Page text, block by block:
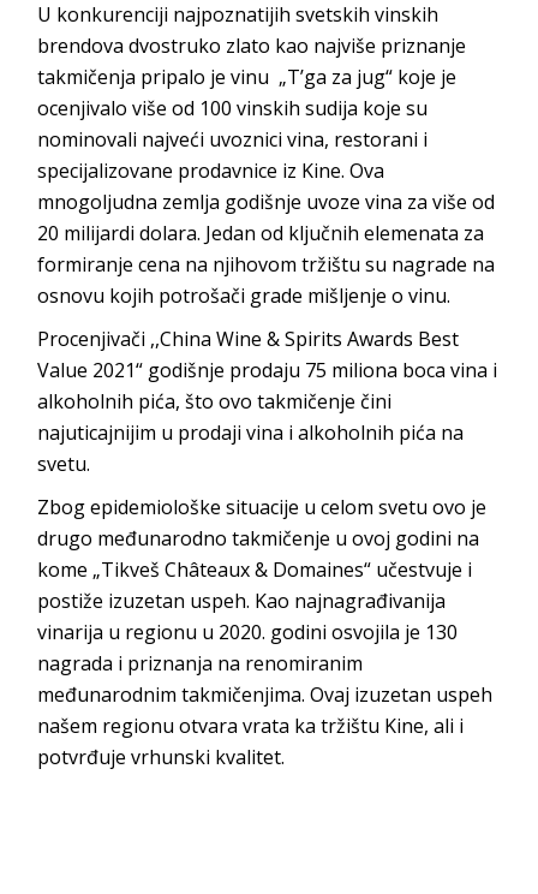
U konkurenciji najpoznatijih svetskih vinskih
brendova dvostruko zlato kao najviše priznanje
takmičenja pripalo je vinu „T’ga za jug“ koje je
ocenjivalo više od 100 vinskih sudija koje su
nominovali najveći uvoznici vina, restorani i
specijalizovane prodavnice iz Kine. Ova
mnogoljudna zemlja godišnje uvoze vina za više od
20 milijardi dolara. Jedan od ključnih elemenata za
formiranje cena na njihovom tržištu su nagrade na
osnovu kojih potrošači grade mišljenje o vinu.
Procenjivači ,,China Wine & Spirits Awards Best
Value 2021“ godišnje prodaju 75 miliona boca vina i
alkoholnih pića, što ovo takmičenje čini
najuticajnijim u prodaji vina i alkoholnih pića na
svetu.
Zbog epidemiološke situacije u celom svetu ovo je
drugo međunarodno takmičenje u ovoj godini na
kome „Tikveš Châteaux & Domainеs“ učestvuje i
postiže izuzetan uspeh. Kao najnagrađivanija
vinarija u regionu u 2020. godini osvojila je 130
nagrada i priznanja na renomiranim
međunarodnim takmičenjima. Ovaj izuzetan uspeh
našem regionu otvara vrata ka tržištu Kine, ali i
potvrđuje vrhunski kvalitet.